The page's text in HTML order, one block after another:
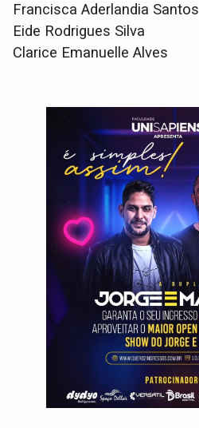
Francisca Aderlandia Santos
Eide Rodrigues Silva
Clarice Emanuelle Alves